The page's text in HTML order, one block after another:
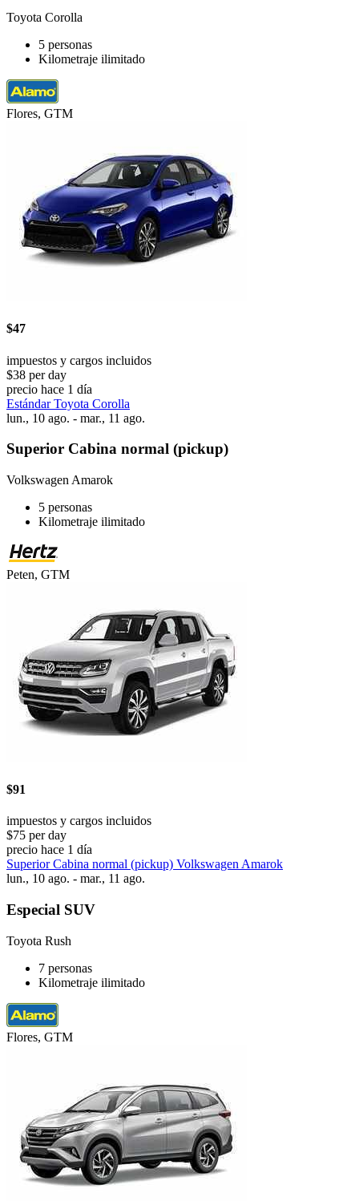
Toyota Corolla
5 personas
Kilometraje ilimitado
Flores, GTM
$47
impuestos y cargos incluidos
$38 per day
precio hace 1 día
Estándar Toyota Corolla
lun., 10 ago. - mar., 11 ago.
Superior Cabina normal (pickup)
Volkswagen Amarok
5 personas
Kilometraje ilimitado
Peten, GTM
$91
impuestos y cargos incluidos
$75 per day
precio hace 1 día
Superior Cabina normal (pickup) Volkswagen Amarok
lun., 10 ago. - mar., 11 ago.
Especial SUV
Toyota Rush
7 personas
Kilometraje ilimitado
Flores, GTM